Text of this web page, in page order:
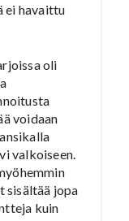
ei havaittu
oli
voidaan
valkoiseen.
sisältää jopa
kuin